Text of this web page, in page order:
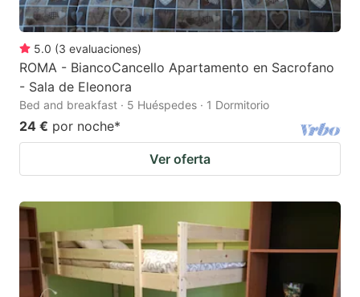
5.0 (3 evaluaciones)
ROMA - BiancoCancello Apartamento en Sacrofano
- Sala de Eleonora
Bed and breakfast · 5 Huéspedes · 1 Dormitorio
24 € por noche*
Ver oferta